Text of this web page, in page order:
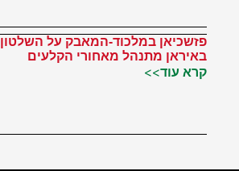
פזשכיאן במלכוד-המאבק על השלטון
באיראן מתנהל מאחורי הקלעים
קרא עוד>>